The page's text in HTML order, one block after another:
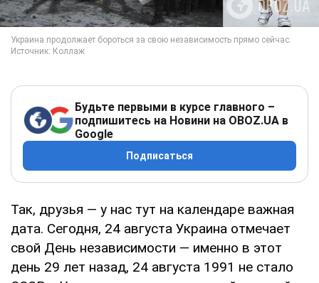
Будьте первыми в курсе главного –
подпишитесь на Новини на OBOZ.UA в
Google
Подписаться
Так, друзья — у нас тут на календаре важная
дата. Сегодня, 24 августа Украина отмечает
свой День независимости — именно в этот
день 29 лет назад, 24 августа 1991 не стало